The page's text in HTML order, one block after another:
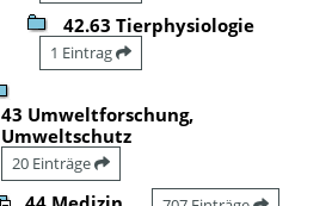
42.63 Tierphysiologie
1 Eintrag
43 Umweltforschung,
Umweltschutz
20 Einträge